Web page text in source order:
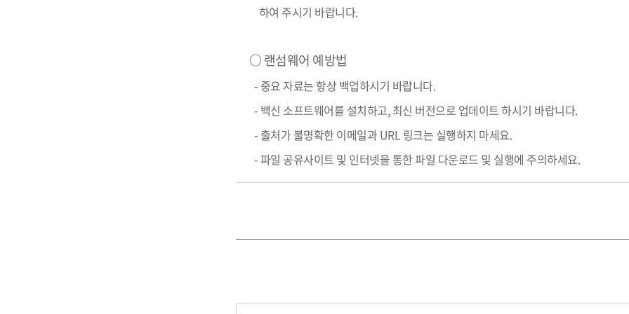
하여 주시기 바랍니다.
○ 랜섬웨어 예방법
- 중요 자료는 항상 백업하시기 바랍니다.
- 백신 소프트웨어를 설치하고, 최신 버전으로 업데이트 하시기 바랍니다.
- 출처가 불명확한 이메일과 URL 링크는 실행하지 마세요.
- 파일 공유사이트 및 인터넷을 통한 파일 다운로드 및 실행에 주의하세요.